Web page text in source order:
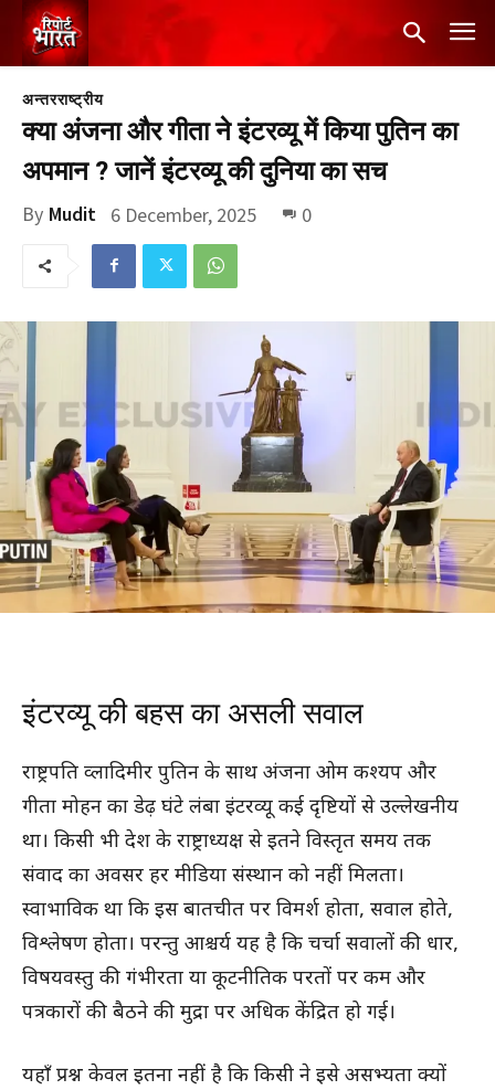
अन्तरराष्ट्रीय
क्या अंजना और गीता ने इंटरव्यू में किया पुतिन का
अपमान ? जानें इंटरव्यू की दुनिया का सच
By Mudit 6 December, 2025 0
इंटरव्यू की बहस का असली सवाल
राष्ट्रपति व्लादिमीर पुतिन के साथ अंजना ओम कश्यप और
गीता मोहन का डेढ़ घंटे लंबा इंटरव्यू कई दृष्टियों से उल्लेखनीय
था। किसी भी देश के राष्ट्राध्यक्ष से इतने विस्तृत समय तक
संवाद का अवसर हर मीडिया संस्थान को नहीं मिलता।
स्वाभाविक था कि इस बातचीत पर विमर्श होता, सवाल होते,
विश्लेषण होता। परन्तु आश्चर्य यह है कि चर्चा सवालों की धार,
विषयवस्तु की गंभीरता या कूटनीतिक परतों पर कम और
पत्रकारों की बैठने की मुद्रा पर अधिक केंद्रित हो गई।
यहाँ प्रश्न केवल इतना नहीं है कि किसी ने इसे असभ्यता क्यों